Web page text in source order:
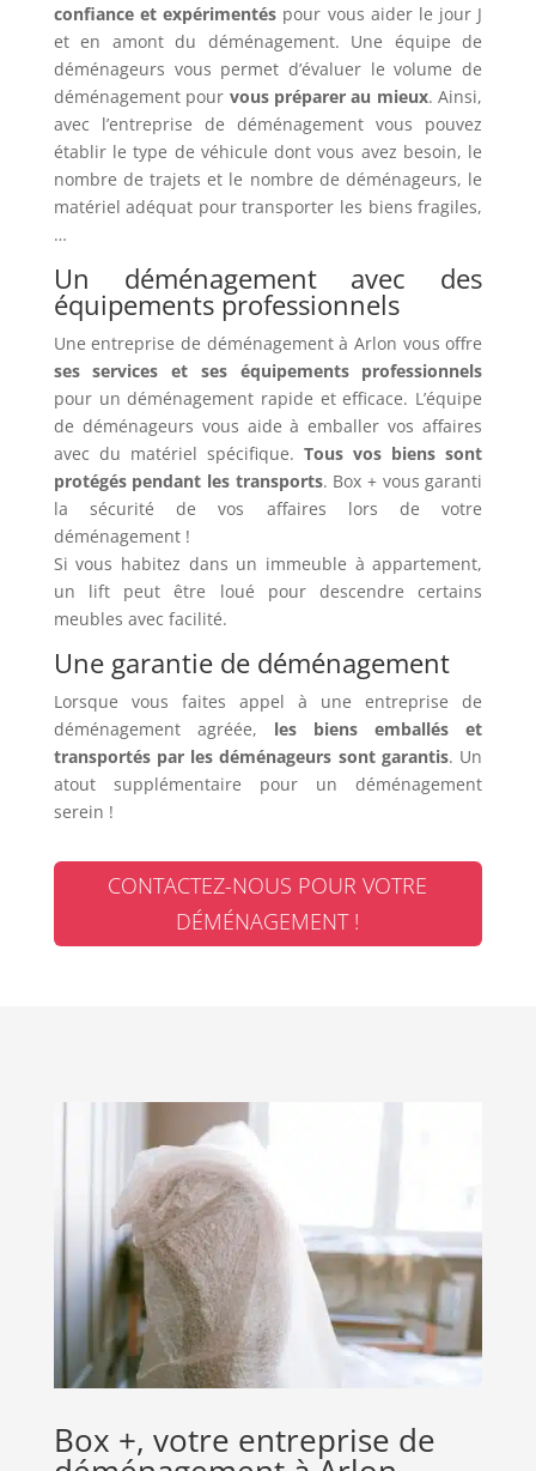
confiance et expérimentés pour vous aider le jour J
et en amont du déménagement. Une équipe de
déménageurs vous permet d’évaluer le volume de
déménagement pour vous préparer au mieux. Ainsi,
avec l’entreprise de déménagement vous pouvez
établir le type de véhicule dont vous avez besoin, le
nombre de trajets et le nombre de déménageurs, le
matériel adéquat pour transporter les biens fragiles,
…
Un déménagement avec des
équipements professionnels
Une entreprise de déménagement à Arlon vous offre
ses services et ses équipements professionnels
pour un déménagement rapide et efficace. L’équipe
de déménageurs vous aide à emballer vos affaires
avec du matériel spécifique. Tous vos biens sont
protégés pendant les transports. Box + vous garanti
la sécurité de vos affaires lors de votre
déménagement !
Si vous habitez dans un immeuble à appartement,
un lift peut être loué pour descendre certains
meubles avec facilité.
Une garantie de déménagement
Lorsque vous faites appel à une entreprise de
déménagement agréée, les biens emballés et
transportés par les déménageurs sont garantis. Un
atout supplémentaire pour un déménagement
serein !
CONTACTEZ-NOUS POUR VOTRE
DÉMÉNAGEMENT !
Box +, votre entreprise de